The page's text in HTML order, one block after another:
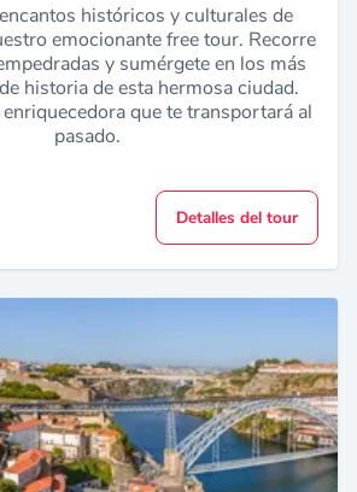
históricos y culturales de
emocionante free tour. Recorre
y sumérgete en los más
historia de esta hermosa ciudad.
que te transportará al
pasado.
Detalles del tour